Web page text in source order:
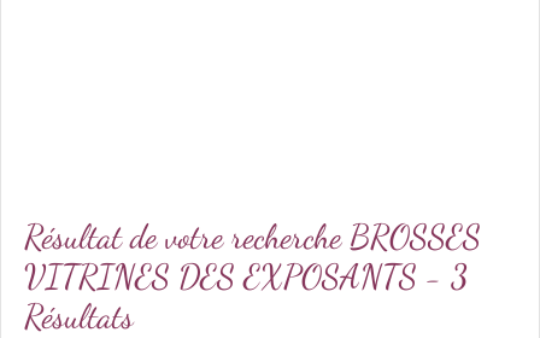
Résultat de votre recherche BROSSES
VITRINES DES EXPOSANTS - 3
Résultats